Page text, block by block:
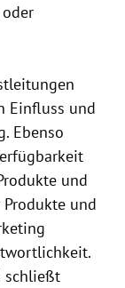
Einfluss und
Ebenso
und
und
schließt